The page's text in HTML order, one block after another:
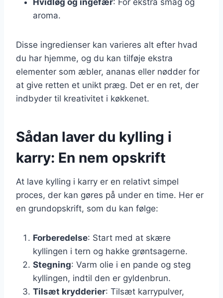
aroma.
Disse ingredienser kan varieres alt efter hvad
du har hjemme, og du kan tilføje ekstra
elementer som æbler, ananas eller nødder for
at give retten et unikt præg. Det er en ret, der
indbyder til kreativitet i køkkenet.
Sådan laver du kylling i
karry: En nem opskrift
At lave kylling i karry er en relativt simpel
proces, der kan gøres på under en time. Her er
en grundopskrift, som du kan følge:
Forberedelse: Start med at skære
kyllingen i tern og hakke grøntsagerne.
Stegning: Varm olie i en pande og steg
kyllingen, indtil den er gyldenbrun.
Tilsæt krydderier: Tilsæt karrypulver,